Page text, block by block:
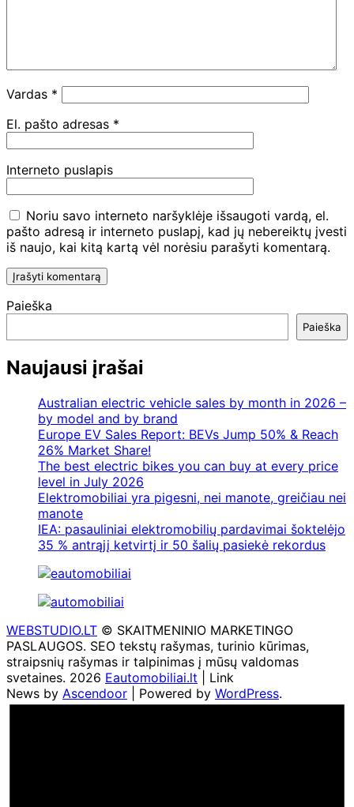
Vardas *
El. pašto adresas *
Interneto puslapis
Noriu savo interneto naršyklėje išsaugoti vardą, el.
pašto adresą ir interneto puslapį, kad jų nebereiktų įvesti
iš naujo, kai kitą kartą vėl norėsiu parašyti komentarą.
Paieška
Paieška
Naujausi įrašai
Australian electric vehicle sales by month in 2026 –
by model and by brand
Europe EV Sales Report: BEVs Jump 50% & Reach
26% Market Share!
The best electric bikes you can buy at every price
level in July 2026
Elektromobiliai yra pigesni, nei manote, greičiau nei
manote
IEA: pasauliniai elektromobilių pardavimai šoktelėjo
35 % antrąjį ketvirtį ir 50 šalių pasiekė rekordus
WEBSTUDIO.LT © SKAITMENINIO MARKETINGO
PASLAUGOS. SEO tekstų rašymas, turinio kūrimas,
straipsnių rašymas ir talpinimas į mūsų valdomas
svetaines. 2026 Eautomobiliai.lt | Link
News by Ascendoor | Powered by WordPress.